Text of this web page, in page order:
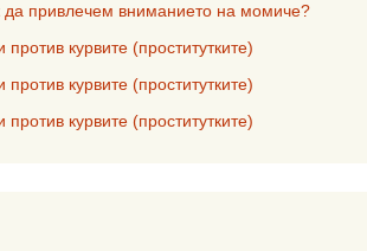
да привлечем вниманието на момиче?
против курвите (проститутките)
против курвите (проститутките)
против курвите (проститутките)